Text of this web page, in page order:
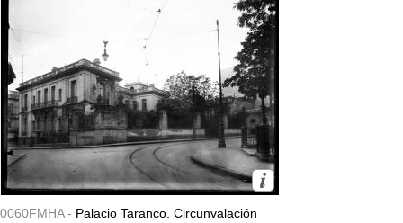
0060FMHA - Palacio Taranco. Circunvalación